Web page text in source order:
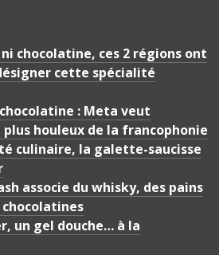
chocolatine, ces 2 régions ont
cette spécialité
: Meta veut
houleux de la francophonie
culinaire, la galette-saucisse
associe du whisky, des pains
un gel douche… à la